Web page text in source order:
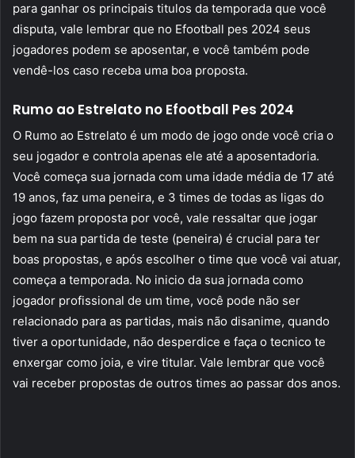
para ganhar os principais titulos da temporada que você
disputa, vale lembrar que no Efootball pes 2024 seus
jogadores podem se aposentar, e você também pode
vendê-los caso receba uma boa proposta.
Rumo ao Estrelato no Efootball Pes 2024
O Rumo ao Estrelato é um modo de jogo onde você cria o
seu jogador e controla apenas ele até a aposentadoria.
Você começa sua jornada com uma idade média de 17 até
19 anos, faz uma peneira, e 3 times de todas as ligas do
jogo fazem proposta por você, vale ressaltar que jogar
bem na sua partida de teste (peneira) é crucial para ter
boas propostas, e após escolher o time que você vai atuar,
começa a temporada. No inicio da sua jornada como
jogador profissional de um time, você pode não ser
relacionado para as partidas, mais não disanime, quando
tiver a oportunidade, não desperdice e faça o tecnico te
enxergar como joia, e vire titular. Vale lembrar que você
vai receber propostas de outros times ao passar dos anos.